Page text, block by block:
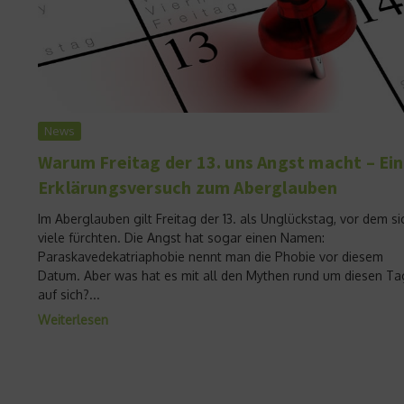
News
Warum Freitag der 13. uns Angst macht – Ein
Erklärungsversuch zum Aberglauben
Im Aberglauben gilt Freitag der 13. als Unglückstag, vor dem
viele fürchten. Die Angst hat sogar einen Namen:
Paraskavedekatriaphobie nennt man die Phobie vor diesem
Datum. Aber was hat es mit all den Mythen rund um diesen
auf sich?...
Weiterlesen